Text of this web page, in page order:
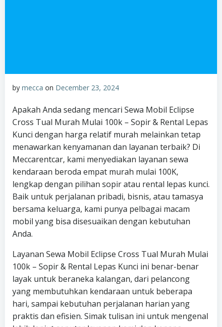
by mecca on December 23, 2024
Apakah Anda sedang mencari Sewa Mobil Eclipse
Cross Tual Murah Mulai 100k – Sopir & Rental Lepas
Kunci dengan harga relatif murah melainkan tetap
menawarkan kenyamanan dan layanan terbaik? Di
Meccarentcar, kami menyediakan layanan sewa
kendaraan beroda empat murah mulai 100K,
lengkap dengan pilihan sopir atau rental lepas kunci.
Baik untuk perjalanan pribadi, bisnis, atau tamasya
bersama keluarga, kami punya pelbagai macam
mobil yang bisa disesuaikan dengan kebutuhan
Anda.
Layanan Sewa Mobil Eclipse Cross Tual Murah Mulai
100k – Sopir & Rental Lepas Kunci ini benar-benar
layak untuk beraneka kalangan, dari pelancong
yang membutuhkan kendaraan untuk beberapa
hari, sampai kebutuhan perjalanan harian yang
praktis dan efisien. Simak tulisan ini untuk mengenal